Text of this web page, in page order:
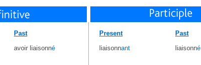
Past
avoir liaisonné
Present
liaisonnant
Past
liaisonné